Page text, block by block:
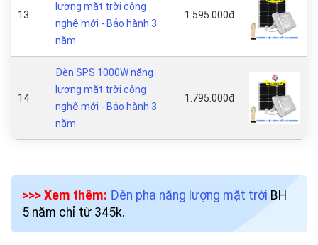
13
lượng mặt trời công
nghệ mới - Bảo hành 3
năm
1.595.000đ
14
Đèn SPS 1000W năng
lượng mặt trời công
nghệ mới - Bảo hành 3
năm
1.795.000đ
>>> Xem thêm: Đèn pha năng lượng mặt trời BH
5 năm chỉ từ 345k.